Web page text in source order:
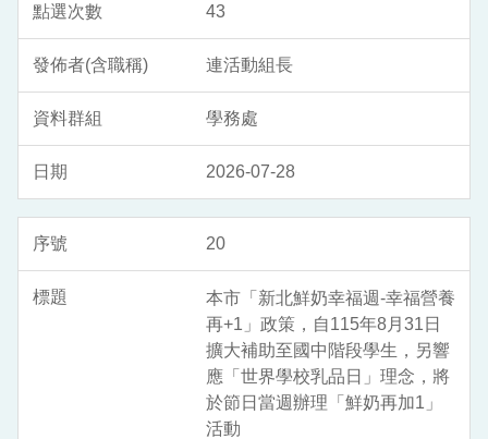
43
連活動組長
學務處
2026-07-28
20
本市「新北鮮奶幸福週-幸福營養
再+1」政策，自115年8月31日
擴大補助至國中階段學生，另響
應「世界學校乳品日」理念，將
於節日當週辦理「鮮奶再加1」
活動